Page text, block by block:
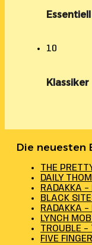
Essentiell
10
Klassiker
Die neuesten
THE
DAILY
RADAKKA
BLACK
RADAKKA
LYNCH
TROUBLE
FIVE